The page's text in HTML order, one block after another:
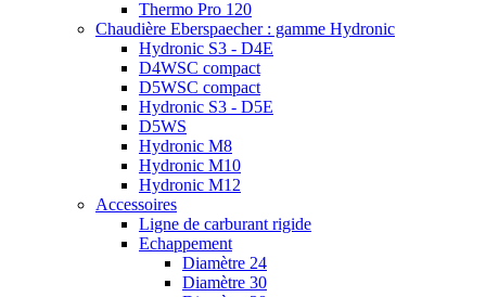
Thermo Pro 120
Chaudière Eberspaecher : gamme Hydronic
Hydronic S3 - D4E
D4WSC compact
D5WSC compact
Hydronic S3 - D5E
D5WS
Hydronic M8
Hydronic M10
Hydronic M12
Accessoires
Ligne de carburant rigide
Echappement
Diamètre 24
Diamètre 30